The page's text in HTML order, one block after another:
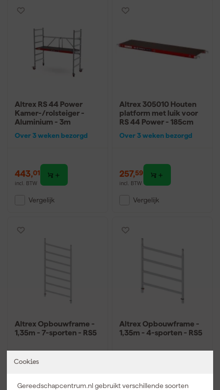
Cookies
Gereedschapcentrum.nl gebruikt verschillende soorten
Altrex RS 44 Power
Kamer-/rolsteiger -
Aluminium - 3m
Over 3 weken bezorgd
443,01
incl. BTW
Vergelijk
Altrex 305010 Houten
platform met luik voor
RS 44 Power - 185cm
Over 3 weken bezorgd
257,59
incl. BTW
Vergelijk
Altrex Opbouwframe -
1,35m - 7-sporten - RS5
Altrex Opbouwframe -
1,35m - 4-sporten - RS5